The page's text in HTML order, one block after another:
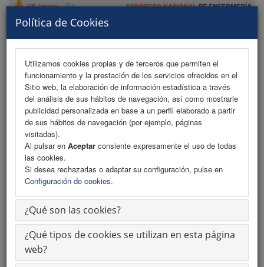
Política de Cookies
Utilizamos cookies propias y de terceros que permiten el
funcionamiento y la prestación de los servicios ofrecidos en el
Sitio web, la elaboración de información estadística a través
del análisis de sus hábitos de navegación, así como mostrarle
publicidad personalizada en base a un perfil elaborado a partir
de sus hábitos de navegación (por ejemplo, páginas
visitadas).
Al pulsar en Aceptar consiente expresamente el uso de todas
las cookies.
Si desea rechazarlas o adaptar su configuración, pulse en
Configuración de cookies.
¿Qué son las cookies?
¿Qué tipos de cookies se utilizan en esta página
web?
MENU
Información de Reservas
Boletín Reservas (PDF)
¡Hazte Socio FAECAP!